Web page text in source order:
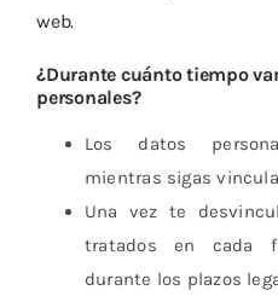
web.
¿Durante cuánto tiempo
personales?
Los datos
mientras sigas
Una vez te
tratados en cada
durante los plazos